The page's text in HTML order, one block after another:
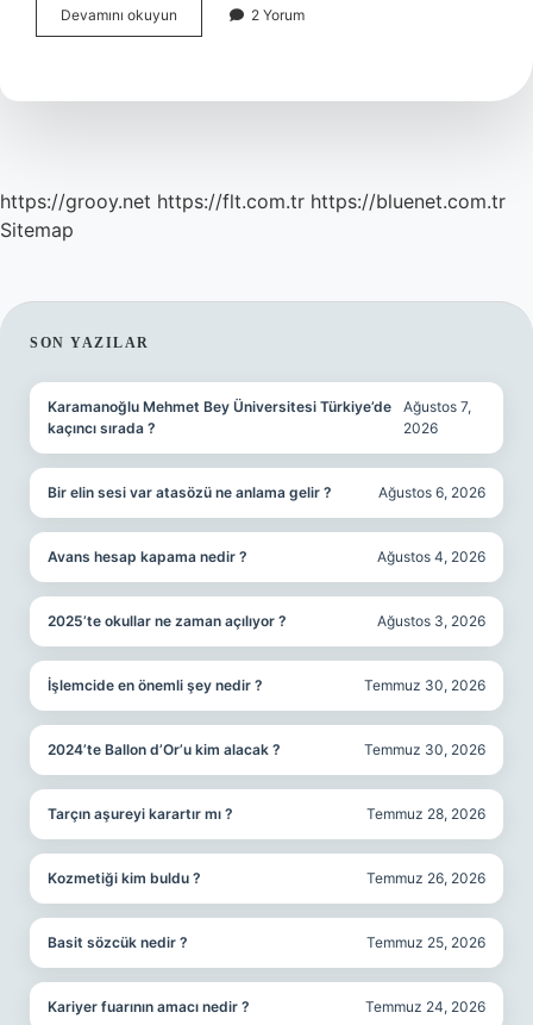
Devamını okuyun Mutesebbis
ne
2 Yorum
https://grooy.net https://flt.com.tr https://bluenet.com.tr
Sitemap
SIDEBAR
SON YAZILAR
Karamanoğlu Mehmet Bey Üniversitesi Türkiye’de
kaçıncı sırada ?
Ağustos 7,
2026
Bir elin sesi var atasözü ne anlama gelir ? Ağustos 6, 2026
Avans hesap kapama nedir ? Ağustos 4, 2026
2025’te okullar ne zaman açılıyor ? Ağustos 3, 2026
İşlemcide en önemli şey nedir ? Temmuz 30, 2026
2024’te Ballon d’Or’u kim alacak ? Temmuz 30, 2026
Tarçın aşureyi karartır mı ? Temmuz 28, 2026
Kozmetiği kim buldu ? Temmuz 26, 2026
Basit sözcük nedir ? Temmuz 25, 2026
Kariyer fuarının amacı nedir ? Temmuz 24, 2026